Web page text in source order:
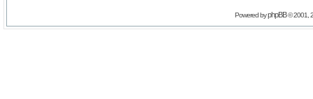
Powered byphpBB© 2001,